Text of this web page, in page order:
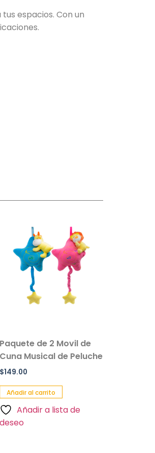
espacios. Con un
Paquete de 2 Movil de
Cuna Musical de Peluche
$149.00
Añadir al carrito
Añadir a lista de
deseo